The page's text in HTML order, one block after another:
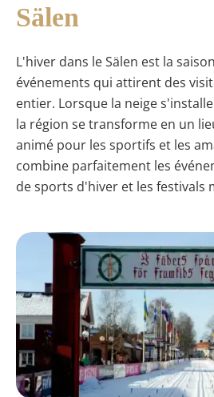
Sälen
L'hiver dans le Sälen est la
événements qui attirent des
entier. Lorsque la neige
la région se transforme en un
animé pour les sportifs et les
combine parfaitement les
de sports d'hiver et les festivals